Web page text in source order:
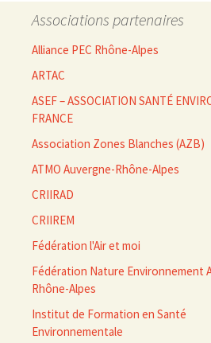
Associations partenaires
Alliance PEC Rhône-Alpes
ARTAC
ASEF – ASSOCIATION SANTÉ
FRANCE
Association Zones Blanches (AZB)
ATMO Auvergne-Rhône-Alpes
CRIIRAD
CRIIREM
Fédération l'Air et moi
Fédération Nature Environnement
Rhône-Alpes
Institut de Formation en Santé
Environnementale